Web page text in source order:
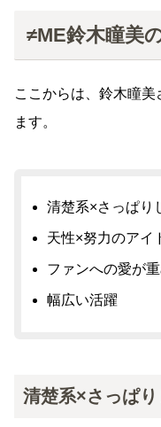
≠ME鈴木瞳美
ここからは、鈴木瞳
ます。
清楚系×さっぱり
天性×努力のアイ
ファンへの愛が
幅広い活躍
清楚系×さっぱ